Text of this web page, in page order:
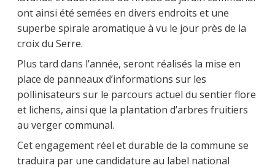
ont ainsi été semées en divers endroits et une
superbe spirale aromatique à vu le jour près de la
croix du Serre.
Plus tard dans l’année, seront réalisés la mise en
place de panneaux d’informations sur les
pollinisateurs sur le parcours actuel du sentier flore
et lichens, ainsi que la plantation d’arbres fruitiers
au verger communal.
Cet engagement réel et durable de la commune se
traduira par une candidature au label national